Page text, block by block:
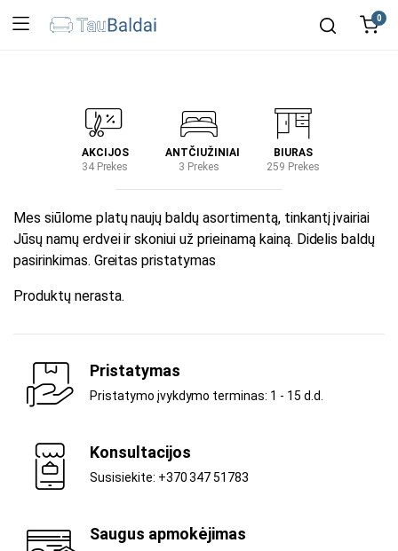
0
AKCIJOS
34 Prekes
ANTČIUŽINIAI
3 Prekes
BIURAS
259 Prekes
Mes siūlome platų naujų baldų asortimentą, tinkantį įvairiai
Jūsų namų erdvei ir skoniui už prieinamą kainą. Didelis baldų
pasirinkimas. Greitas pristatymas
Produktų nerasta.
Pristatymas
Pristatymo įvykdymo terminas: 1 - 15 d.d.
Konsultacijos
Susisiekite: +370 347 51783
Saugus apmokėjimas